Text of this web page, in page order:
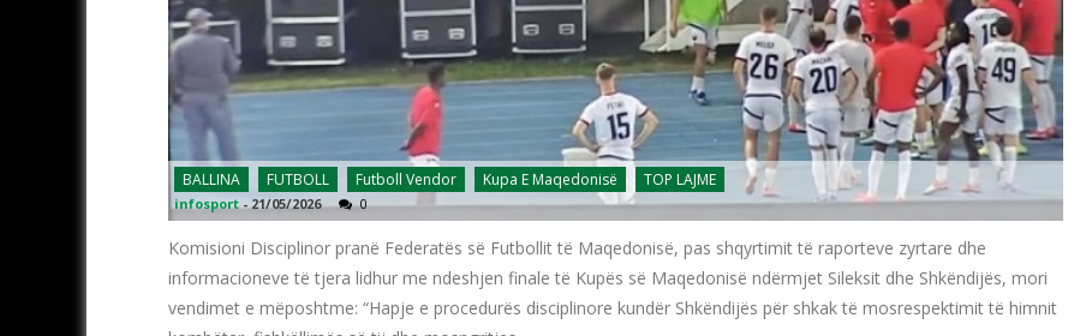
BALLINA FUTBOLL Futboll Vendor Kupa E Maqedonisë TOP LAJME
infosport -21/05/2026 0
Komisioni Disciplinor pranë Federatës së Futbollit të Maqedonisë, pas shqyrtimit të raporteve zyrtare dhe
informacioneve të tjera lidhur me ndeshjen finale të Kupës së Maqedonisë ndërmjet Sileksit dhe Shkëndijës, mori
vendimet e mëposhtme: “Hapje e procedurës disciplinore kundër Shkëndijës për shkak të mosrespektimit të himnit